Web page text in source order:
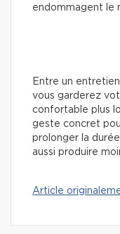
endommagent le
Entre un
vous garderez
confortable plus
geste concret
prolonger la
aussi produire
Article